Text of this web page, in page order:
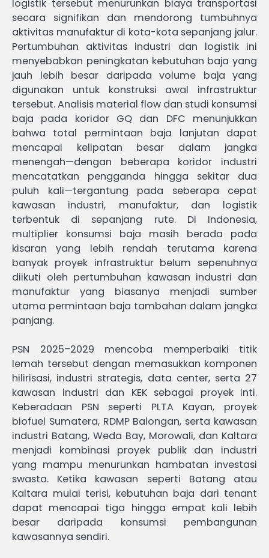
logistik tersebut menurunkan biaya transportasi
secara signifikan dan mendorong tumbuhnya
aktivitas manufaktur di kota-kota sepanjang jalur.
Pertumbuhan aktivitas industri dan logistik ini
menyebabkan peningkatan kebutuhan baja yang
jauh lebih besar daripada volume baja yang
digunakan untuk konstruksi awal infrastruktur
tersebut. Analisis material flow dan studi konsumsi
baja pada koridor GQ dan DFC menunjukkan
bahwa total permintaan baja lanjutan dapat
mencapai kelipatan besar dalam jangka
menengah—dengan beberapa koridor industri
mencatatkan pengganda hingga sekitar dua
puluh kali—tergantung pada seberapa cepat
kawasan industri, manufaktur, dan logistik
terbentuk di sepanjang rute. Di Indonesia,
multiplier konsumsi baja masih berada pada
kisaran yang lebih rendah terutama karena
banyak proyek infrastruktur belum sepenuhnya
diikuti oleh pertumbuhan kawasan industri dan
manufaktur yang biasanya menjadi sumber
utama permintaan baja tambahan dalam jangka
panjang.
PSN 2025–2029 mencoba memperbaiki titik
lemah tersebut dengan memasukkan komponen
hilirisasi, industri strategis, data center, serta 27
kawasan industri dan KEK sebagai proyek inti.
Keberadaan PSN seperti PLTA Kayan, proyek
biofuel Sumatera, RDMP Balongan, serta kawasan
industri Batang, Weda Bay, Morowali, dan Kaltara
menjadi kombinasi proyek publik dan industri
yang mampu menurunkan hambatan investasi
swasta. Ketika kawasan seperti Batang atau
Kaltara mulai terisi, kebutuhan baja dari tenant
dapat mencapai tiga hingga empat kali lebih
besar daripada konsumsi pembangunan
kawasannya sendiri.